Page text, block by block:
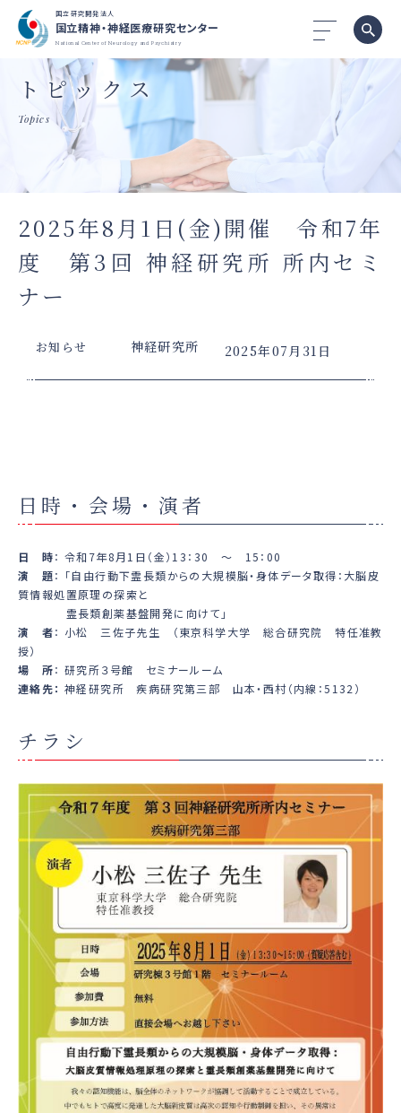
国立研究開発法人
国立精神・神経医療研究センター
National Center of Neurology and Psychiatry
トピックス
Topics
2025年8月1日(金)開催 令和7年
度 第3回 神経研究所 所内セミ
ナー
お知らせ 神経研究所 2025年07月31日
日時・会場・演者
日 時： 令和7年8月1日（金）13：30 ～ 15：00
演 題： 「自由行動下霊長類からの大規模脳・身体データ取得：大脳皮
質情報処置原理の探索と
霊長類創薬基盤開発に向けて」
演 者： 小松 三佐子先生 （東京科学大学 総合研究院 特任准教
授）
場 所： 研究所３号館 セミナールーム
連絡先： 神経研究所 疾病研究第三部 山本・西村（内線：5132）
チラシ